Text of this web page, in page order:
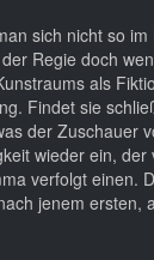
sich nicht so
Regie doch
als
Findet sie
der Zuschauer
wieder ein,
verfolgt einen.
jenem